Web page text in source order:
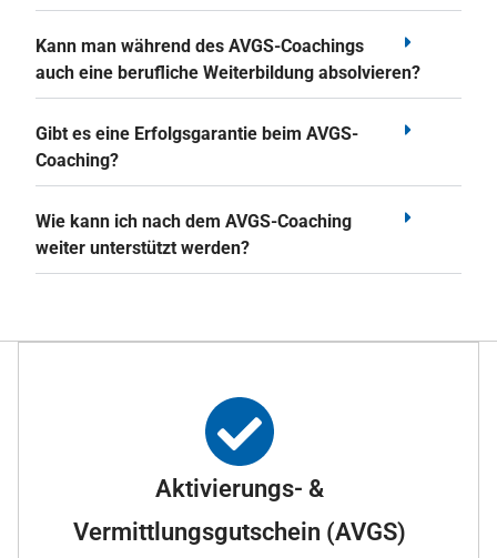
Kann man während des AVGS-Coachings
auch eine berufliche Weiterbildung absolvieren?
Gibt es eine Erfolgsgarantie beim AVGS-
Coaching?
Wie kann ich nach dem AVGS-Coaching
weiter unterstützt werden?
Aktivierungs- &
Vermittlungsgutschein (AVGS)